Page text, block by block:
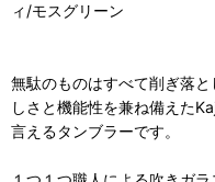
ィ/モスグリーン
無駄のものはすべて削ぎ落
しさと機能性を兼ね備えた
言えるタンブラーです。